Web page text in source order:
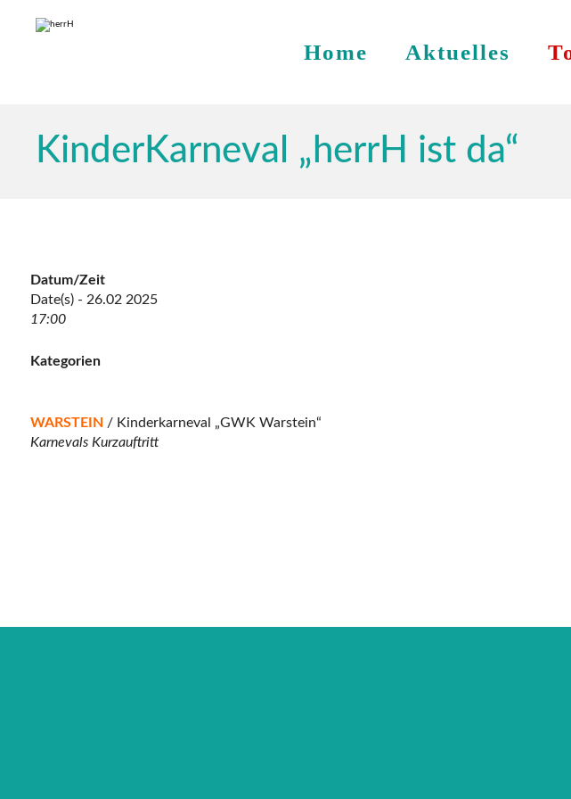
Home Aktuelles
KinderKarneval „herrH ist da“
Datum/Zeit
Date(s) - 26.02 2025
17:00
Kategorien
WARSTEIN / Kinderkarneval „GWK Warstein“
Karnevals Kurzauftritt